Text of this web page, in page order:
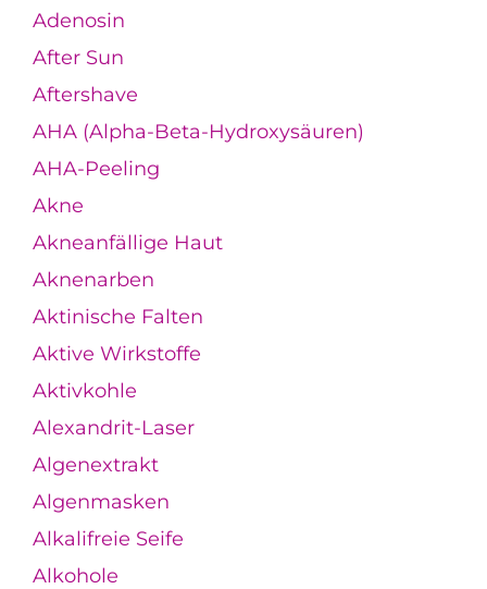
Adenosin
After Sun
Aftershave
AHA (Alpha-Beta-Hydroxysäuren)
AHA-Peeling
Akne
Akneanfällige Haut
Aknenarben
Aktinische Falten
Aktive Wirkstoffe
Aktivkohle
Alexandrit-Laser
Algenextrakt
Algenmasken
Alkalifreie Seife
Alkohole